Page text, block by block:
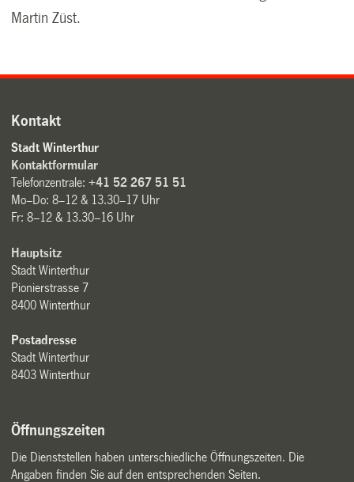
Martin Züst.
Kontakt
Stadt Winterthur
Kontaktformular
Telefonzentrale:+41 52 267 51 51
Mo–Do: 8–12 & 13.30–17 Uhr
Fr: 8–12 & 13.30–16 Uhr
Hauptsitz
Stadt Winterthur
Pionierstrasse 7
8400 Winterthur
Postadresse
Stadt Winterthur
8403 Winterthur
Öffnungszeiten
Die Dienststellen haben unterschiedliche Öffnungszeiten. Die
Angaben finden Sie auf den entsprechenden Seiten.